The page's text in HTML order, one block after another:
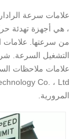
علامات سرعة
، هي أجهزة تهدئة
التشغيل السرعة.
المرورية.